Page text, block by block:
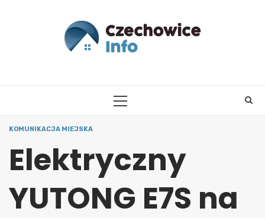
PRIMARY
KOMUNIKACJA MIEJSKA
Elektryczny
YUTONG E7S na